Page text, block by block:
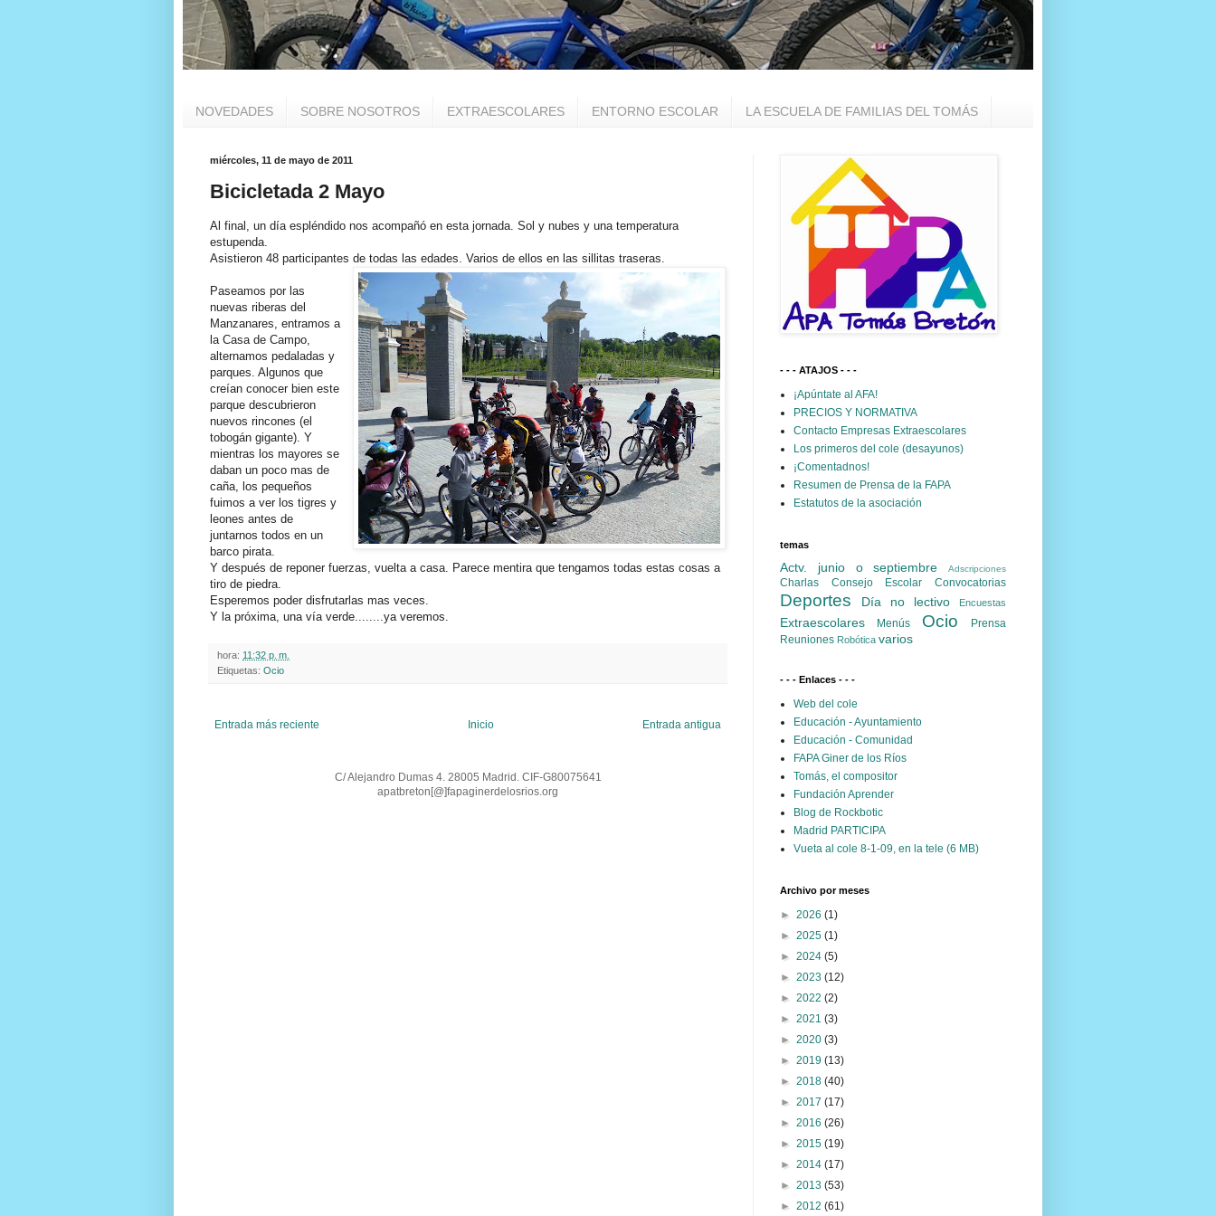
NOVEDADES SOBRE NOSOTROS EXTRAESCOLARES ENTORNO ESCOLAR LA ESCUELA DE FAMILIAS DEL TOMÁS
miércoles, 11 de mayo de 2011
Bicicletada 2 Mayo
Al final, un día espléndido nos acompañó en esta jornada. Sol y nubes y una temperatura
estupenda.
Asistieron 48 participantes de todas las edades. Varios de ellos en las sillitas traseras.
Paseamos por las
nuevas riberas del
Manzanares, entramos a
la Casa de Campo,
alternamos pedaladas y
parques. Algunos que
creían conocer bien este
parque descubrieron
nuevos rincones (el
tobogán gigante). Y
mientras los mayores se
daban un poco mas de
caña, los pequeños
fuimos a ver los tigres y
leones antes de
juntarnos todos en un
barco pirata.
Y después de reponer fuerzas, vuelta a casa. Parece mentira que tengamos todas estas cosas a
tiro de piedra.
Esperemos poder disfrutarlas mas veces.
Y la próxima, una vía verde........ya veremos.
hora: 11:32 p. m.
Etiquetas: Ocio
Entrada más reciente Entrada antigua
Inicio
C/ Alejandro Dumas 4. 28005 Madrid. CIF-G80075641
apatbreton[@]fapaginerdelosrios.org
- - - ATAJOS - - -
¡Apúntate al AFA!
PRECIOS Y NORMATIVA
Contacto Empresas Extraescolares
Los primeros del cole (desayunos)
¡Comentadnos!
Resumen de Prensa de la FAPA
Estatutos de la asociación
temas
Actv. junio o septiembre Adscripciones
Charlas Consejo Escolar Convocatorias
Deportes Día no lectivo Encuestas
Extraescolares Menús Ocio
Prensa
Reuniones Robótica varios
- - - Enlaces - - -
Web del cole
Educación - Ayuntamiento
Educación - Comunidad
FAPA Giner de los Ríos
Tomás, el compositor
Fundación Aprender
Blog de Rockbotic
Madrid PARTICIPA
Vueta al cole 8-1-09, en la tele (6 MB)
Archivo por meses
► 2026 (1)
► 2025 (1)
► 2024 (5)
► 2023 (12)
► 2022 (2)
► 2021 (3)
► 2020 (3)
► 2019 (13)
► 2018 (40)
► 2017 (17)
► 2016 (26)
► 2015 (19)
► 2014 (17)
► 2013 (53)
► 2012 (61)